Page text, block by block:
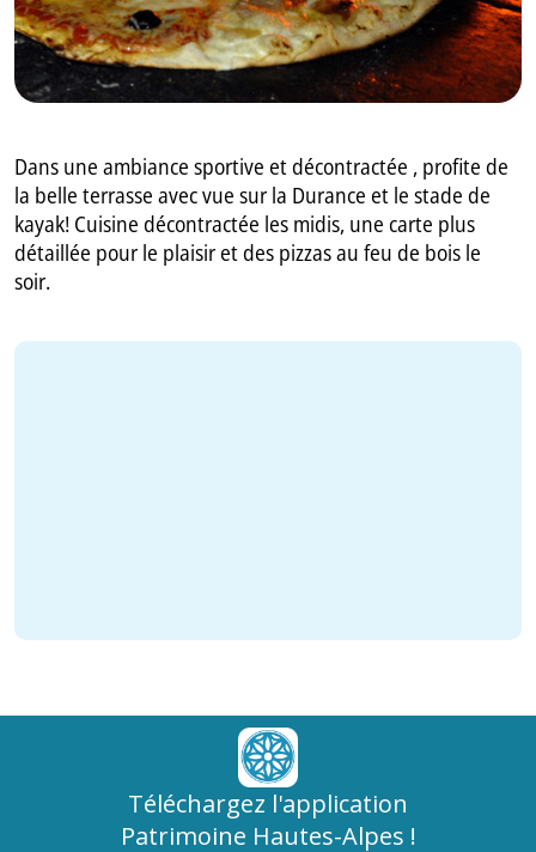
Dans une ambiance sportive et décontractée , profite de
la belle terrasse avec vue sur la Durance et le stade de
kayak! Cuisine décontractée les midis, une carte plus
détaillée pour le plaisir et des pizzas au feu de bois le
soir.
Téléchargez l'application
Patrimoine Hautes-Alpes !